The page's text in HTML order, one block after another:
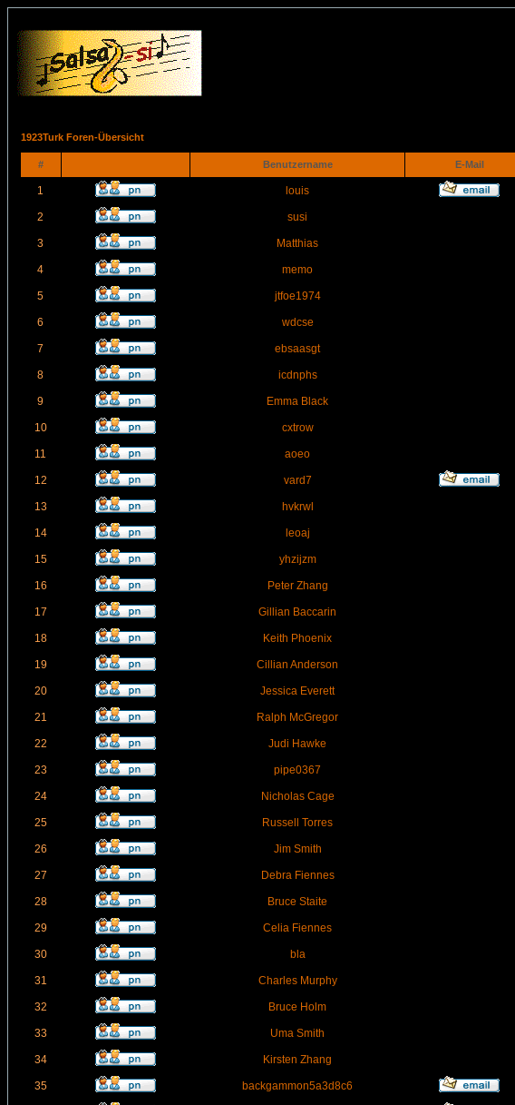
1923Turk Foren-Übersicht
# Benutzername E-Mail
1 louis
2 susi
3 Matthias
4 memo
5 jtfoe1974
6 wdcse
7 ebsaasgt
8 icdnphs
9 Emma Black
10 cxtrow
11 aoeo
12 vard7
13 hvkrwl
14 leoaj
15 yhzijzm
16 Peter Zhang
17 Gillian Baccarin
18 Keith Phoenix
19 Cillian Anderson
20 Jessica Everett
21 Ralph McGregor
22 Judi Hawke
23 pipe0367
24 Nicholas Cage
25 Russell Torres
26 Jim Smith
27 Debra Fiennes
28 Bruce Staite
29 Celia Fiennes
30 bla
31 Charles Murphy
32 Bruce Holm
33 Uma Smith
34 Kirsten Zhang
35 backgammon5a3d8c6